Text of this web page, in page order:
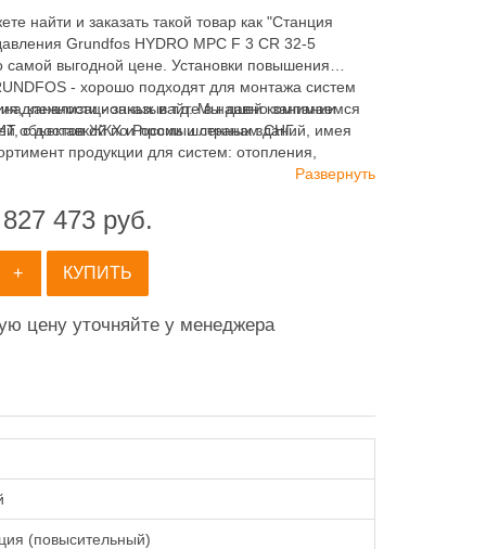
найти и заказать такой товар как "Станция
Grundfos HYDRO MPC F 3 CR 32-5
самой выгодной цене. Установки повышения
- хорошо подходят для монтажа систем
канализационных и т.д. Мы давно занимаемся
объектов ЖКХ и промышленных зданий, имея
продукции для систем: отопления,
- заказывайте в нашей компании
доставкой по России и странам СНГ.
Развернуть
473руб.
+ КУПИТЬ
цену уточняйте у менеджера
(повысительный)